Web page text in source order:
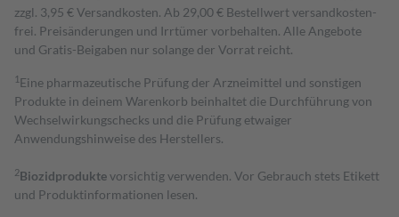
zzgl. 3,95 € Versandkosten. Ab 29,00 € Bestell­wert versand­kosten­
frei. Preisänderungen und Irrtümer vorbehalten. Alle Angebote
und Gratis-Beigaben nur solange der Vorrat reicht.
1 Eine pharmazeutische Prüfung der Arzneimittel und sonstigen
Produkte in deinem Warenkorb beinhaltet die Durchführung von
Wechselwirkungschecks und die Prüfung etwaiger
Anwendungshinweise des Herstellers.
2Biozidproduktevorsichtig verwenden. Vor Gebrauch stets Etikett
und Produktinformationen lesen.